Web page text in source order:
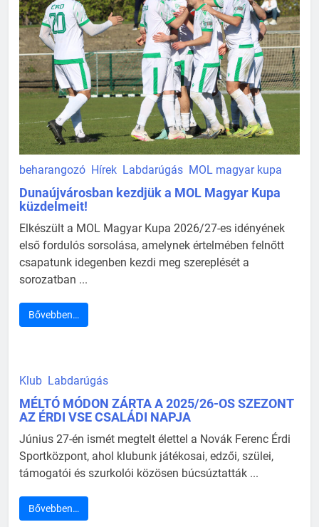
beharangozó Hírek Labdarúgás MOL magyar kupa
Dunaújvárosban kezdjük a MOL Magyar Kupa
küzdelmeit!
Elkészült a MOL Magyar Kupa 2026/27-es idényének
első fordulós sorsolása, amelynek értelmében felnőtt
csapatunk idegenben kezdi meg szereplését a
sorozatban ...
Bővebben…
Klub Labdarúgás
MÉLTÓ MÓDON ZÁRTA A 2025/26-OS SZEZONT
AZ ÉRDI VSE CSALÁDI NAPJA
Június 27-én ismét megtelt élettel a Novák Ferenc Érdi
Sportközpont, ahol klubunk játékosai, edzői, szülei,
támogatói és szurkolói közösen búcsúztatták ...
Bővebben…